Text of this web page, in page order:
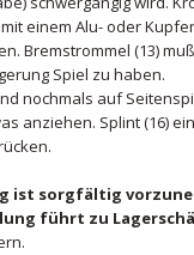
einem Alu- oder
Bremstrommel (13)
Spiel zu haben.
nochmals auf
anziehen. Splint (16)
ist sorgfältig
führt zu